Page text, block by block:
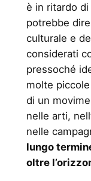
è in ritardo
potrebbe
culturale e
considerati
pressoché
molte
di un
nelle arti,
nelle
lungo
oltre